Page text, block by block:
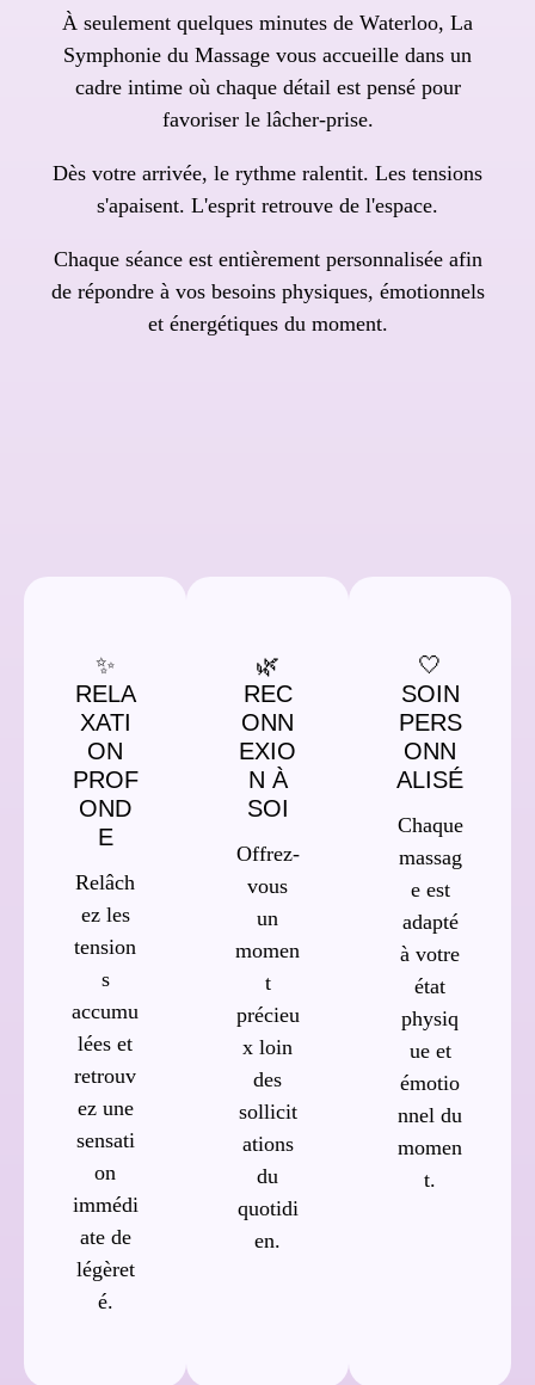
À seulement quelques minutes de Waterloo, La
Symphonie du Massage vous accueille dans un
cadre intime où chaque détail est pensé pour
favoriser le lâcher-prise.
Dès votre arrivée, le rythme ralentit. Les tensions
s'apaisent. L'esprit retrouve de l'espace.
Chaque séance est entièrement personnalisée afin
de répondre à vos besoins physiques, émotionnels
et énergétiques du moment.
✨
RELA
XATI
ON
PROF
OND
E
Relâch
ez les
tension
s
accumu
lées et
retrouv
ez une
sensati
on
immédi
ate de
légèret
é.
🌿
REC
ONN
EXIO
N À
SOI
Offrez-
vous
un
momen
t
précieu
x loin
des
sollicit
ations
du
quotidi
en.
🤍
SOIN
PERS
ONN
ALISÉ
Chaque
massag
e est
adapté
à votre
état
physiq
ue et
émotio
nnel du
momen
t.